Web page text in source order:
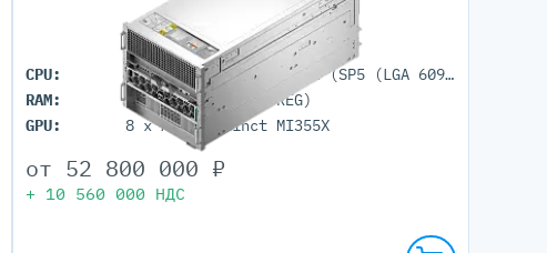
CPU:
2× AMD EPYC 9005 серии (SP5 (LGA 6096))
RAM:
6144GB (DDR5 ECC REG)
GPU:
8 x AMD Instinct MI355X
от 52 800 000 ₽
+ 10 560 000 НДС